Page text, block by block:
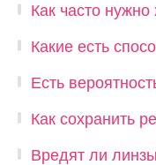
Как часто
Какие есть
Есть
Как сохранить
Вредят ли